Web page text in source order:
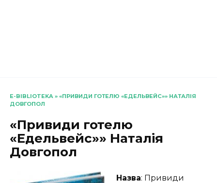
E-BIBLIOTEKA » «ПРИВИДИ ГОТЕЛЮ «ЕДЕЛЬВЕЙС»» НАТАЛІЯ
ДОВГОПОЛ
«Привиди готелю
«Едельвейс»» Наталія
Довгопол
Назва: Привиди